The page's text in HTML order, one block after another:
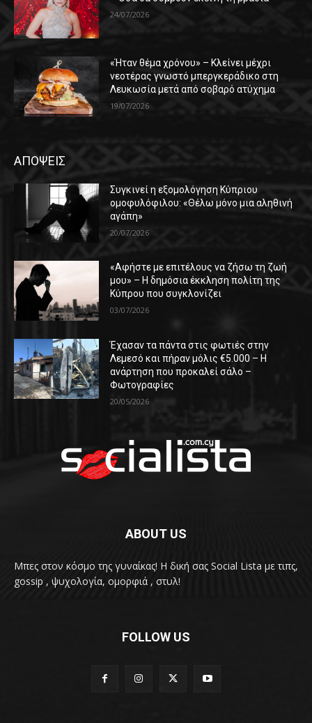
24/07/2026
«Ήταν θέμα χρόνου» – Κλείνει μέχρι
νεοτέρας γνωστό μπεργκεράδικο στη
Λευκωσία μετά από σοβαρό ατύχημα
19/07/2026
ΑΠΟΨΕΙΣ
Συγκινεί η εξομολόγηση Κύπριου
ομοφυλόφιλου: «Θέλω μόνο μια αληθινή
αγάπη»
20/07/2026
«Αφήστε με επιτέλους να ζήσω τη ζωή
μου» – Η δημόσια έκκληση πολίτη της
Κύπρου που συγκλονίζει
03/07/2026
Έχασαν τα πάντα στις φωτιές στην
Λεμεσό και πήραν μόλις €5.000 – Η
ανάρτηση που προκαλεί σάλο –
Φωτογραφίες
20/05/2026
ABOUT US
Μπες στον κόσμο της γυναίκας! H δική σας Social Lista με τιπς,
gossip , ψυχολογία, ομορφιά , στυλ!
FOLLOW US